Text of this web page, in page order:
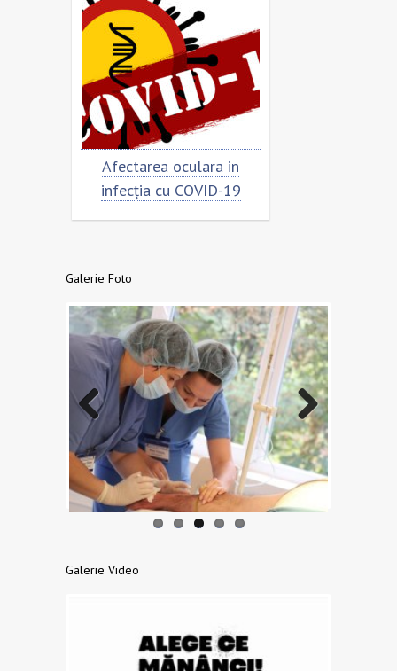
Afectarea oculara in
infecția cu COVID-19
Galerie Foto
Previo
us
Next
Galerie Video